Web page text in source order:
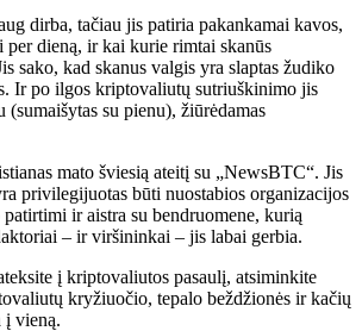
dirba, tačiau jis patiria pakankamai kavos,
per dieną, ir kai kurie rimtai skanūs
sako, kad skanus valgis yra slaptas žudiko
Ir po ilgos kriptovaliutų sutriuškinimo jis
(sumaišytas su pienu), žiūrėdamas
mato šviesią ateitį su „NewsBTC“. Jis
privilegijuotas būti nuostabios organizacijos
ir aistra su bendruomene, kurią
– ir viršininkai – jis labai gerbia.
į kriptovaliutos pasaulį, atsiminkite
kryžiuočio, tepalo beždžionės ir kačių
į vieną.